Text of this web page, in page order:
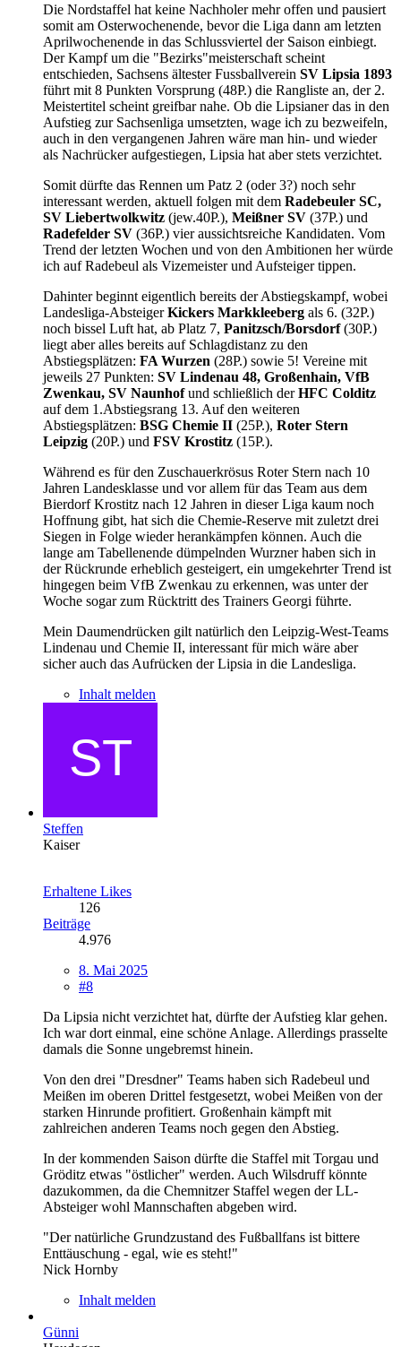
Die Nordstaffel hat keine Nachholer mehr offen und pausiert
somit am Osterwochenende, bevor die Liga dann am letzten
Aprilwochenende in das Schlussviertel der Saison einbiegt.
Der Kampf um die "Bezirks"meisterschaft scheint
entschieden, Sachsens ältester Fussballverein SV Lipsia 1893
führt mit 8 Punkten Vorsprung (48P.) die Rangliste an, der 2.
Meistertitel scheint greifbar nahe. Ob die Lipsianer das in den
Aufstieg zur Sachsenliga umsetzten, wage ich zu bezweifeln,
auch in den vergangenen Jahren wäre man hin- und wieder
als Nachrücker aufgestiegen, Lipsia hat aber stets verzichtet.
Somit dürfte das Rennen um Patz 2 (oder 3?) noch sehr
interessant werden, aktuell folgen mit dem Radebeuler SC,
SV Liebertwolkwitz (jew.40P.), Meißner SV (37P.) und
Radefelder SV (36P.) vier aussichtsreiche Kandidaten. Vom
Trend der letzten Wochen und von den Ambitionen her würde
ich auf Radebeul als Vizemeister und Aufsteiger tippen.
Dahinter beginnt eigentlich bereits der Abstiegskampf, wobei
Landesliga-AbsteigerKickers Markkleeberg als 6. (32P.)
noch bissel Luft hat, ab Platz 7, Panitzsch/Borsdorf(30P.)
liegt aber alles bereits auf Schlagdistanz zu den
Abstiegsplätzen: FA Wurzen (28P.) sowie 5! Vereine mit
jeweils 27 Punkten: SV Lindenau 48, Großenhain, VfB
Zwenkau, SV Naunhofund schließlich derHFC Colditz
auf dem 1.Abstiegsrang 13. Auf den weiteren
Abstiegsplätzen: BSG Chemie II (25P.), Roter Stern
Leipzig (20P.) und FSV Krostitz (15P.).
Während es für den Zuschauerkrösus Roter Stern nach 10
Jahren Landesklasse und vor allem für das Team aus dem
Bierdorf Krostitz nach 12 Jahren in dieser Liga kaum noch
Hoffnung gibt, hat sich die Chemie-Reserve mit zuletzt drei
Siegen in Folge wieder herankämpfen können. Auch die
lange am Tabellenende dümpelnden Wurzner haben sich in
der Rückrunde erheblich gesteigert, ein umgekehrter Trend ist
hingegen beim VfB Zwenkau zu erkennen, was unter der
Woche sogar zum Rücktritt des Trainers Georgi führte.
Mein Daumendrücken gilt natürlich den Leipzig-West-Teams
Lindenau und Chemie II, interessant für mich wäre aber
sicher auch das Aufrücken der Lipsia in die Landesliga.
Inhalt melden
Steffen
Kaiser
Erhaltene Likes
126
Beiträge
4.976
8. Mai 2025
#8
Da Lipsia nicht verzichtet hat, dürfte der Aufstieg klar gehen.
Ich war dort einmal, eine schöne Anlage. Allerdings prasselte
damals die Sonne ungebremst hinein.
Von den drei "Dresdner" Teams haben sich Radebeul und
Meißen im oberen Drittel festgesetzt, wobei Meißen von der
starken Hinrunde profitiert. Großenhain kämpft mit
zahlreichen anderen Teams noch gegen den Abstieg.
In der kommenden Saison dürfte die Staffel mit Torgau und
Gröditz etwas "östlicher" werden. Auch Wilsdruff könnte
dazukommen, da die Chemnitzer Staffel wegen der LL-
Absteiger wohl Mannschaften abgeben wird.
"Der natürliche Grundzustand des Fußballfans ist bittere
Enttäuschung - egal, wie es steht!"
Nick Hornby
Inhalt melden
Günni